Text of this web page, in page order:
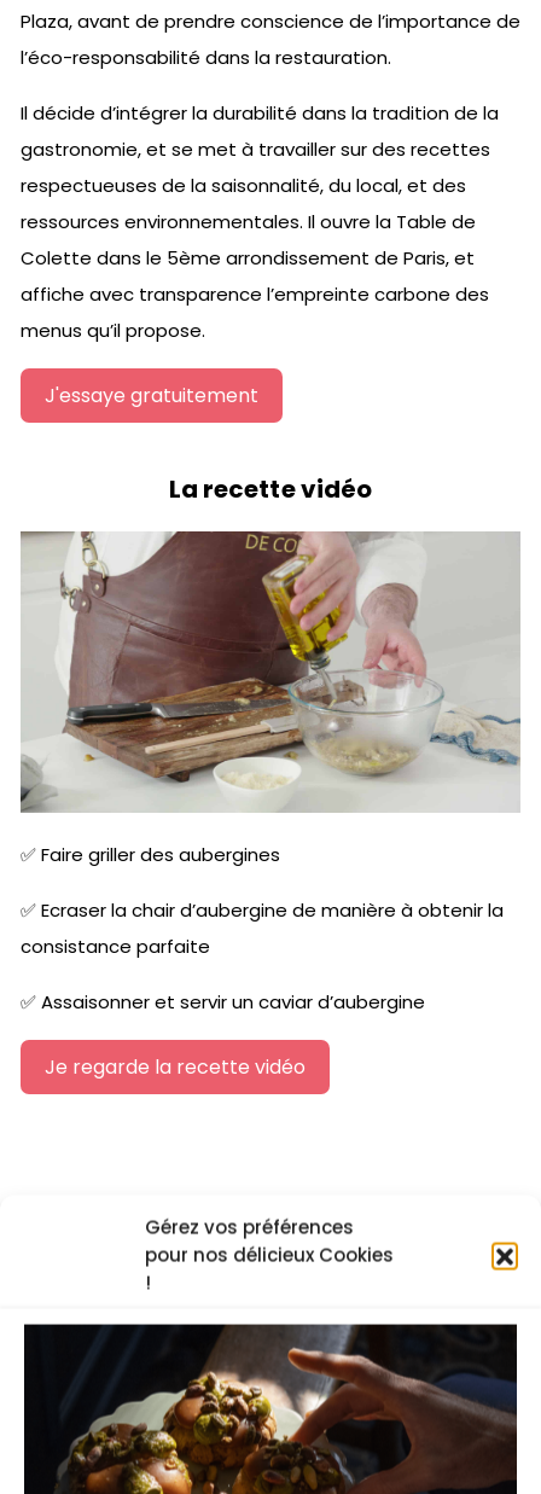
Gérez vos préférences
pour nos délicieux Cookies
!
Plaza, avant de prendre conscience de l’importance de
l’éco-responsabilité dans la restauration.
Il décide d’intégrer la durabilité dans la tradition de la
gastronomie, et se met à travailler sur des recettes
respectueuses de la saisonnalité, du local, et des
ressources environnementales. Il ouvre la Table de
Colette dans le 5ème arrondissement de Paris, et
affiche avec transparence l’empreinte carbone des
menus qu’il propose.
J'essaye gratuitement
✅ Faire griller des aubergines
✅ Ecraser la chair d’aubergine de manière à obtenir la
consistance parfaite
✅ Assaisonner et servir un caviar d’aubergine
Je regarde la recette vidéo
La recette vidéo
Les cours en ligne du chef